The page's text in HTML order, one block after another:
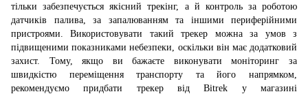
тільки забезпечується якісний трекінг, а й контроль за роботою
датчиків палива, за запалюванням та іншими периферійними
пристроями. Використовувати такий трекер можна за умов з
підвищеними показниками небезпеки, оскільки він має додатковий
захист. Тому, якщо ви бажаєте виконувати моніторинг за
швидкістю переміщення транспорту та його напрямком,
рекомендуємо придбати трекер від Bitrek у магазині